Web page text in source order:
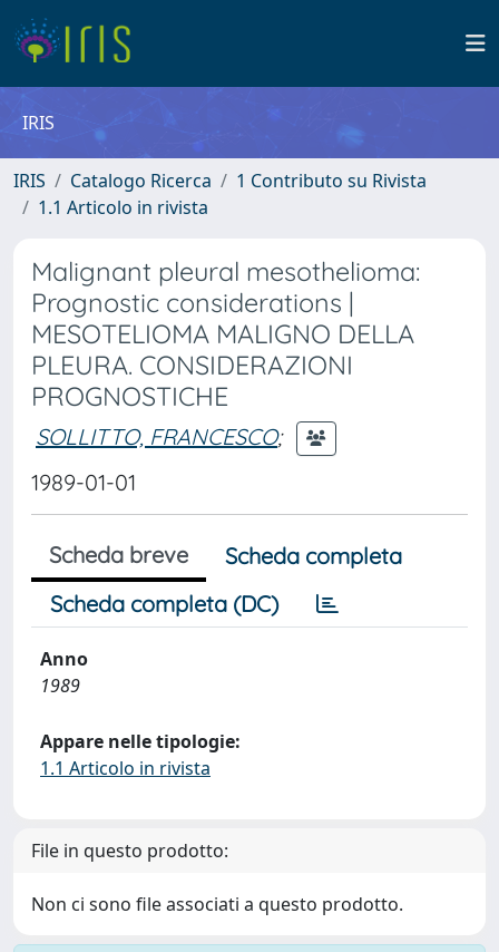
IRIS
IRIS Catalogo Ricerca
1 Contributo su Rivista
1.1 Articolo in rivista
Malignant pleural mesothelioma:
Prognostic considerations |
MESOTELIOMA MALIGNO DELLA
PLEURA. CONSIDERAZIONI
PROGNOSTICHE
SOLLITTO, FRANCESCO;
1989-01-01
Scheda breve
Scheda completa
Scheda completa (DC)
Anno
1989
Appare nelle tipologie:
1.1 Articolo in rivista
File in questo prodotto:
Non ci sono file associati a questo prodotto.